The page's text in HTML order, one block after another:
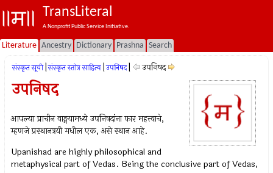
TransLiteral
A Nonprofit Public Service Initiative.
Literature Ancestry Dictionary Prashna Search
संस्कृत सूची संस्कृत स्तोत्र साहित्य उपनिषद‌ उपनिषद‌
उपनिषद‌
आपल्या प्राचीन वाङ्मयामध्ये उपनिषदांना फार महत्त्वाचे,
म्हणजे प्रस्थानत्रयी मधील एक, असे स्थान आहे.
Upanishad are highly philosophical and
metaphysical part of Vedas. Being the conclusive part of Vedas,